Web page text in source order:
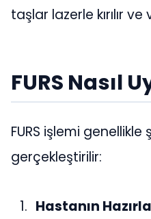
taşlar lazerle kırılır ve
FURS Nasıl
FURS işlemi genellikle
gerçekleştirilir:
Hastanın